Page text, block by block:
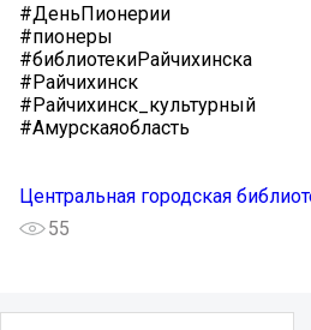
#ДеньПионерии
#пионеры
#библиотекиРайчихинска
#Райчихинск
#Райчихинск_культурный
#Амурскаяобласть
Центральная городская
55